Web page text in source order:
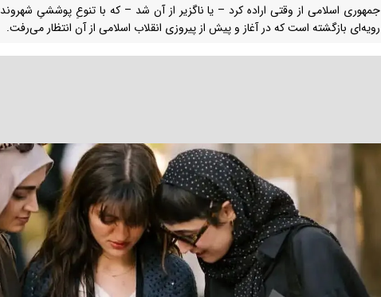
جمهوری اسلامی از وقتی اراده کرد – یا ناگزیر از آن شد – که با تنوعِ پوششیِ
رویه‌ای بازگشته است که در آغاز و پیش از پیروزی انقلاب اسلامی از آن انتظار می‌رفت.